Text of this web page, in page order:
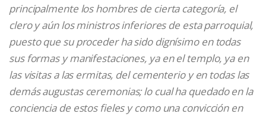
principalmente los hombres de cierta categoría, el
clero y aún los ministros inferiores de esta parroquial,
puesto que su proceder ha sido dignísimo en todas
sus formas y manifestaciones, ya en el templo, ya en
las visitas a las ermitas, del cementerio y en todas las
demás augustas ceremonias; lo cual ha quedado en la
conciencia de estos fieles y como una convicción en